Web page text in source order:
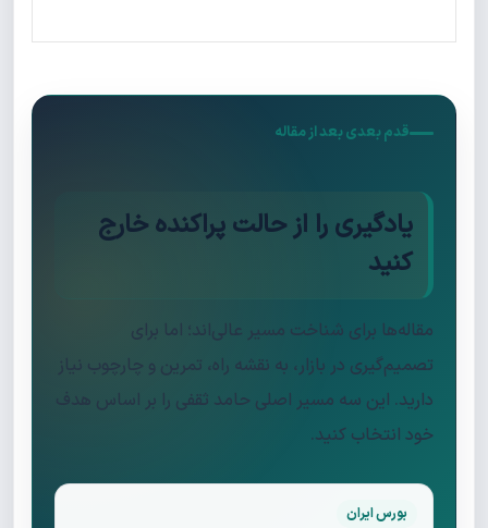
قدم بعدی بعد از مقاله
یادگیری را از حالت پراکنده خارج
کنید
مقاله‌ها برای شناخت مسیر عالی‌اند؛ اما برای
تصمیم‌گیری در بازار، به نقشه راه، تمرین و چارچوب نیاز
دارید. این سه مسیر اصلی حامد ثقفی را بر اساس هدف
خود انتخاب کنید.
بورس ایران